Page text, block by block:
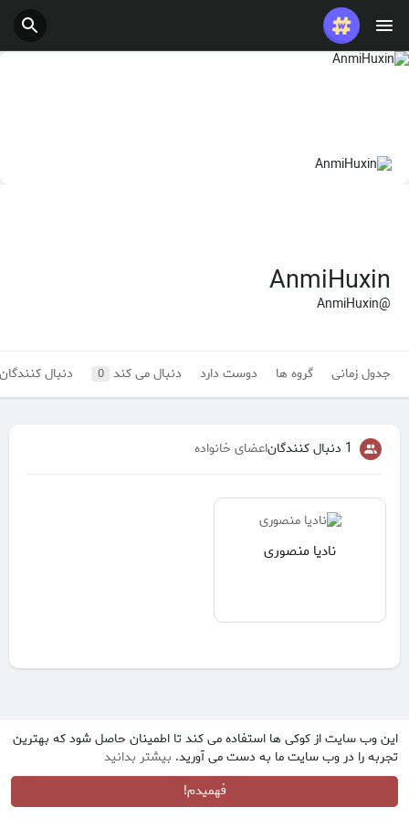
این وب سایت از کوکی ها استفاده می کند تا اطمینان حاصل شود که بهترین
تجربه را در وب سایت ما به دست می آورید. بیشتر بدانید
فهمیدم!
پست های محبوب
AnmiHuxin
@AnmiHuxin
جدول زمانی گروه ها دوست دارد دنبال می کند 0 دنبال
1 دنبال کنندگان اعضای خانواده
نادیا منصوری